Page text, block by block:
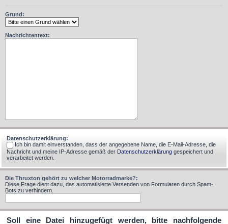
Grund:
Nachrichtentext:
Datenschutzerklärung:
Ich bin damit einverstanden, dass der angegebene Name, die E-Mail-Adresse, die
Nachricht und meine IP-Adresse gemäß der Datenschutzerklärung gespeichert und
verarbeitet werden.
Die Thruxton gehört zu welcher Motorradmarke?:
Diese Frage dient dazu, das automatisierte Versenden von Formularen durch Spam-
Bots zu verhindern.
Soll eine Datei hinzugefügt werden, bitte nachfolgende